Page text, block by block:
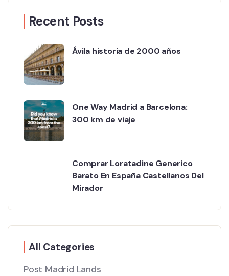
Recent Posts
Ávila historia de 2000 años
One Way Madrid a Barcelona:
300 km de viaje
Comprar Loratadine Generico
Barato En España Castellanos Del
Mirador
All Categories
Post Madrid Lands